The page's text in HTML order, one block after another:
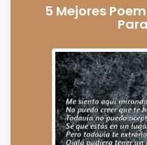
5 Mejores